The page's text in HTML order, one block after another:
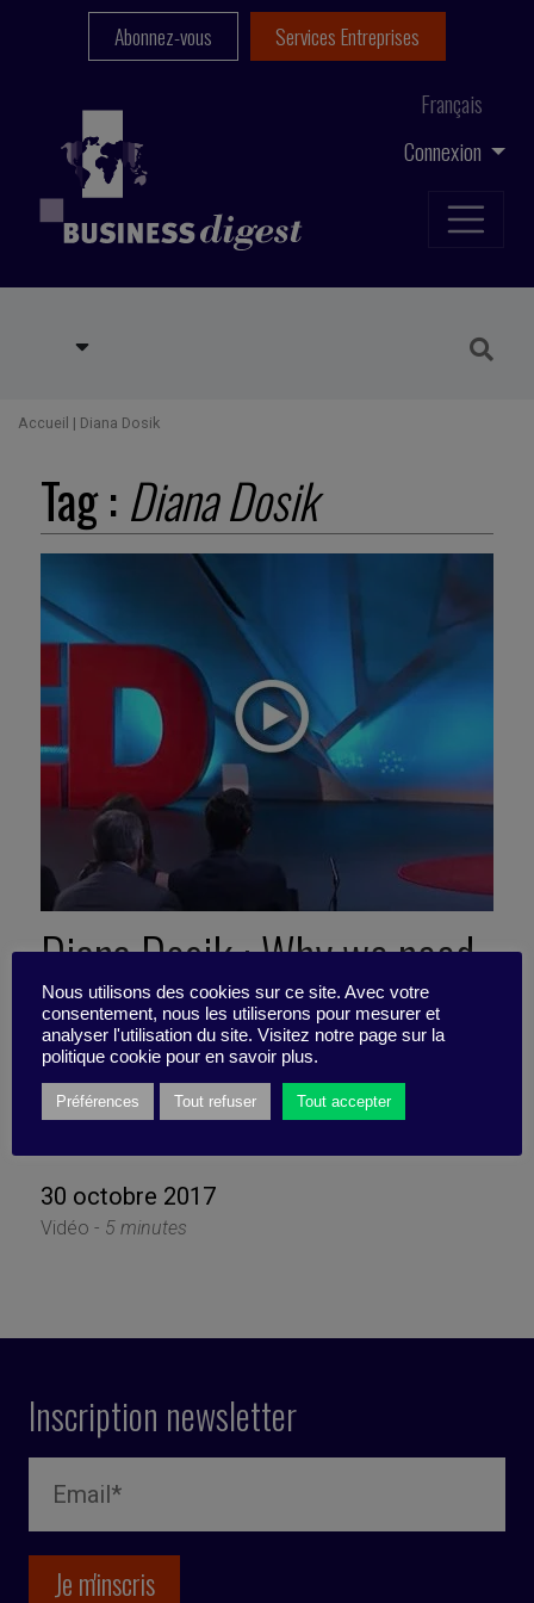
Connexion
Français
Abonnez-vous Services Entreprises
Accueil | Diana Dosik
Tag : Diana Dosik
Diana Dosik : Why we need
to treat our employees as
thoughtfully as our
customers
30 octobre 2017
Vidéo - 5 minutes
Inscription newsletter
Nous utilisons des cookies sur ce site. Avec votre
consentement, nous les utiliserons pour mesurer et
analyser l'utilisation du site. Visitez notre page sur la
politique cookie pour en savoir plus.
Préférences Tout refuser Tout accepter